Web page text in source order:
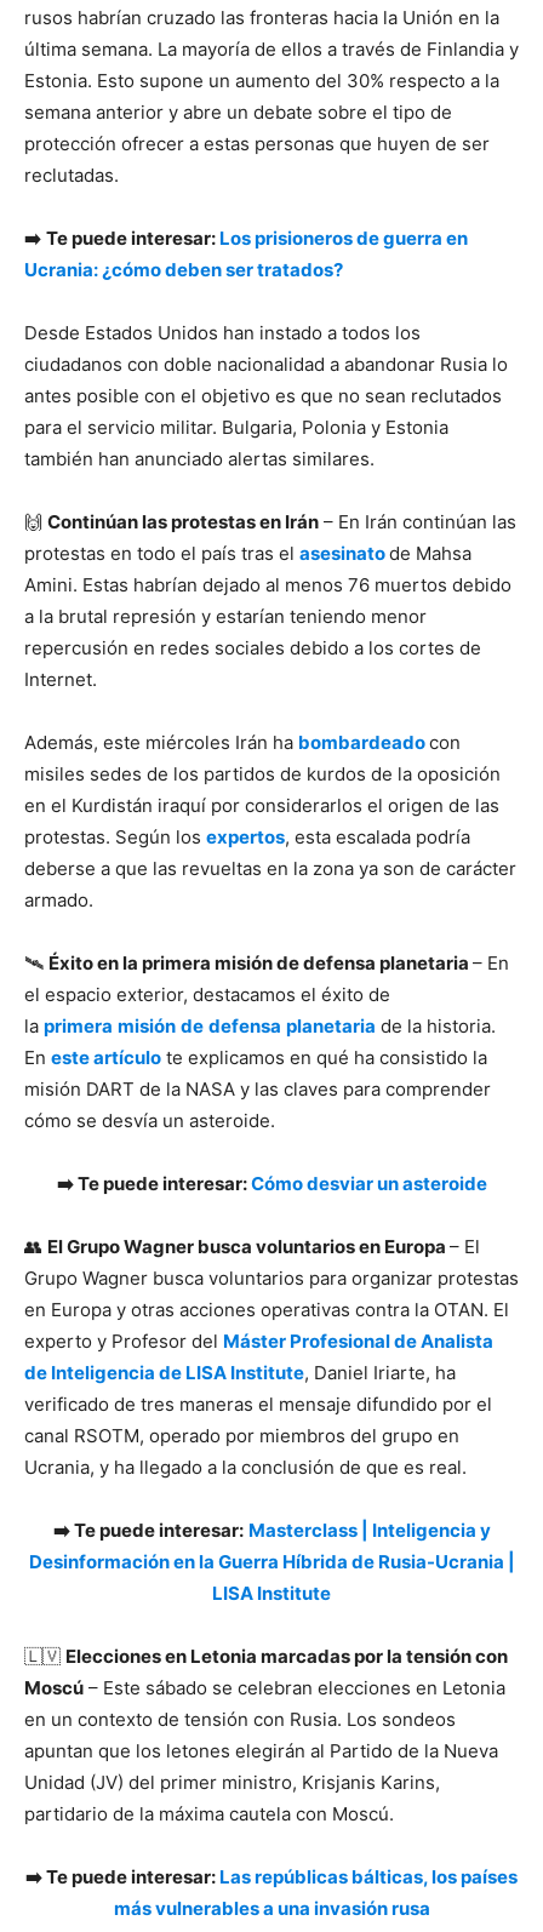
rusos habrían cruzado las fronteras hacia la Unión en la
última semana. La mayoría de ellos a través de Finlandia y
Estonia. Esto supone un aumento del 30% respecto a la
semana anterior y abre un debate sobre el tipo de
protección ofrecer a estas personas que huyen de ser
reclutadas.
➡️ Te puede interesar: Los prisioneros de guerra en
Ucrania: ¿cómo deben ser tratados?
Desde Estados Unidos han instado a todos los
ciudadanos con doble nacionalidad a abandonar Rusia lo
antes posible con el objetivo es que no sean reclutados
para el servicio militar. Bulgaria, Polonia y Estonia
también han anunciado alertas similares.
🙌 Continúan las protestas en Irán – En Irán continúan las
protestas en todo el país tras el asesinatode Mahsa
Amini. Estas habrían dejado al menos 76 muertos debido
a la brutal represión y estarían teniendo menor
repercusión en redes sociales debido a los cortes de
Internet.
Además, este miércoles Irán ha bombardeadocon
misiles sedes de los partidos de kurdos de la oposición
en el Kurdistán iraquí por considerarlos el origen de las
protestas. Según los expertos, esta escalada podría
deberse a que las revueltas en la zona ya son de carácter
armado.
🛰️ Éxito en la primera misión de defensa planetaria – En
el espacio exterior, destacamos el éxito de
la primera misión de defensa planetaria de la historia.
En este artículo te explicamos en qué ha consistido la
misión DART de la NASA y las claves para comprender
cómo se desvía un asteroide.
➡️ Te puede interesar:Cómo desviar un asteroide
👥 El Grupo Wagner busca voluntarios en Europa – El
Grupo Wagner busca voluntarios para organizar protestas
en Europa y otras acciones operativas contra la OTAN. El
experto y Profesor del Máster Profesional de Analista
de Inteligencia de LISA Institute, Daniel Iriarte, ha
verificado de tres maneras el mensaje difundido por el
canal RSOTM, operado por miembros del grupo en
Ucrania, y ha llegado a la conclusión de que es real.
➡️ Te puede interesar: Masterclass | Inteligencia y
Desinformación en la Guerra Híbrida de Rusia-Ucrania |
LISA Institute
🇱🇻 Elecciones en Letonia marcadas por la tensión con
Moscú – Este sábado se celebran elecciones en Letonia
en un contexto de tensión con Rusia. Los sondeos
apuntan que los letones elegirán al Partido de la Nueva
Unidad (JV) del primer ministro, Krisjanis Karins,
partidario de la máxima cautela con Moscú.
➡️ Te puede interesar: Las repúblicas bálticas, los países
más vulnerables a una invasión rusa